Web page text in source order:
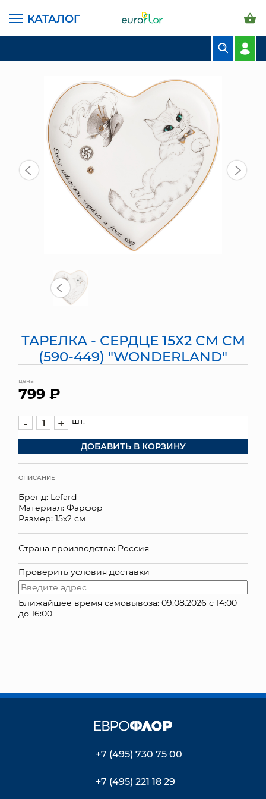
КАТАЛОГ
ЦВЕТЫ В ПАЧКАХ
СВАДЕБНАЯ ФЛОРИСТИКА
КОМНАТНЫЕ РАСТЕНИЯ
ГОРШКИ И КАШПО
ГРУНТЫ И УДОБРЕНИЯ
ПРЕДМЕТЫ ИНТЕРЬЕРА
ЯЩИКИ
СУНДУКИ
ПОДАРОЧНЫЕ КАРТЫ
КОНТАКТЫ
ГЛАВНАЯ СТРАНИЦА КАТАЛОГ ПРЕДМЕТЫ ИНТЕРЬЕРА
ТАРЕЛКА - СЕРДЦЕ 15Х2 СМ СМ
(590-449) "WONDERLAND"
цена
799 ₽
- + шт.
ДОБАВИТЬ В КОРЗИНУ
ОПИСАНИЕ
Бренд: Lefard
Материал: Фарфор
Размер: 15х2 см
Страна производства: Россия
Проверить условия доставки
Ближайшее время самовывоза: 09.08.2026 с 14:00
до 16:00
+7 (495) 730 75 00
+7 (495) 221 18 29